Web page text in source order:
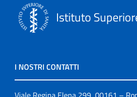
Istituto
I NOSTRI CONTATTI